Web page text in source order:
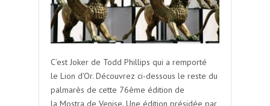
C’est Joker de Todd Phillips qui a remporté
le Lion d’Or. Découvrez ci-dessous le reste du
palmarès de cette 76ème édition de
la Mostra de Venise. Une édition présidée par